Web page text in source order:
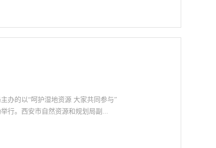
办的以“呵护湿地资源 大家共同参与”
行。西安市自然资源和规划局副...